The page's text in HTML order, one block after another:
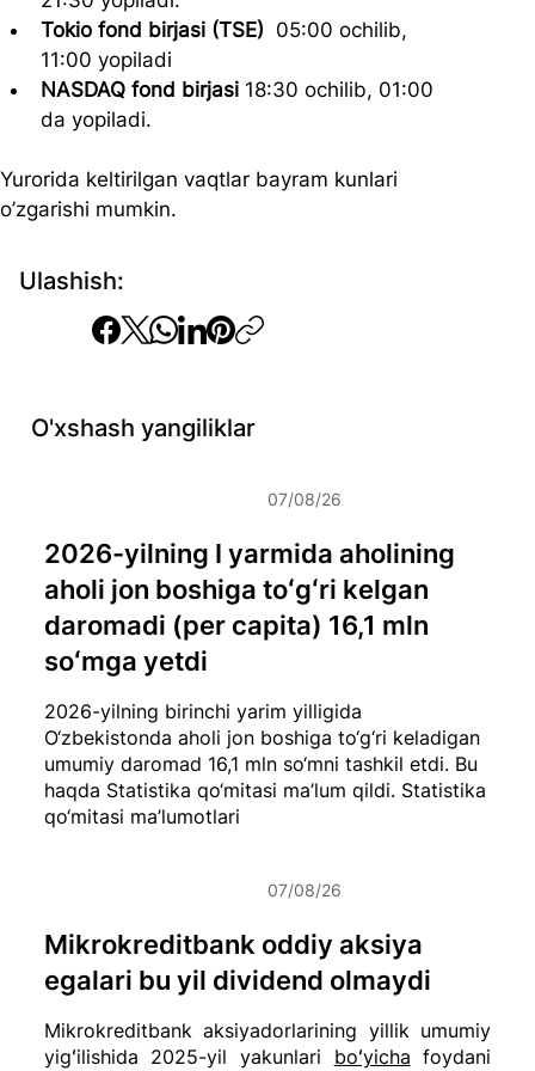
Ulashish:
Tokio fond birjasi (TSE) 05:00 ochilib,
11:00 yopiladi
NASDAQ fond birjasi 18:30 ochilib, 01:00
da yopiladi.
Yurorida keltirilgan vaqtlar bayram kunlari
o’zgarishi mumkin.
O'xshash yangiliklar
2026-yilning birinchi yarim yilligida
O‘zbekistonda aholi jon boshiga to‘g‘ri keladigan
umumiy daromad 16,1 mln so‘mni tashkil etdi. Bu
haqda Statistika qo‘mitasi ma’lum qildi. Statistika
qo‘mitasi ma’lumotlari
2026-yilning I yarmida aholining
aholi jon boshiga toʻgʻri kelgan
daromadi (per capita) 16,1 mln
soʻmga yetdi
07/08/26
Mikrokreditbank aksiyadorlarining yillik umumiy
yigʻilishida 2025-yil yakunlari boʻyicha foydani
Mikrokreditbank oddiy aksiya
egalari bu yil dividend olmaydi
07/08/26